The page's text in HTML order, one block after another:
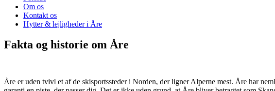
Om os
Kontakt os
Hytter & lejligheder i Åre
Fakta og historie om Åre
Åre er uden tvivl et af de skisportssteder i Norden, der ligner Alperne mest. Åre har